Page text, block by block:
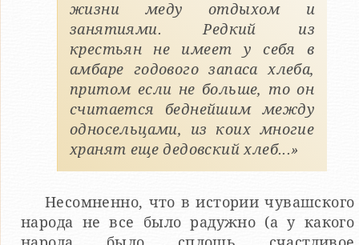
жизни меду отдыхом и
занятиями. Редкий из
крестьян не имеет у себя в
амбаре годового запаса хлеба,
притом если не больше, то он
считается беднейшим между
односельцами, из коих многие
хранят еще дедовский хлеб...»
Несомненно, что в истории чувашского
народа не все было радужно (а у какого